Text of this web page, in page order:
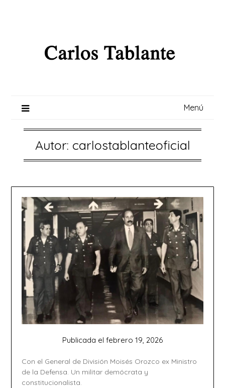
Menú
Autor: carlostablanteoficial
Publicada el febrero 19, 2026
Con el General de División Moisés Orozco ex Ministro
de la Defensa. Un militar demócrata y
constitucionalista.